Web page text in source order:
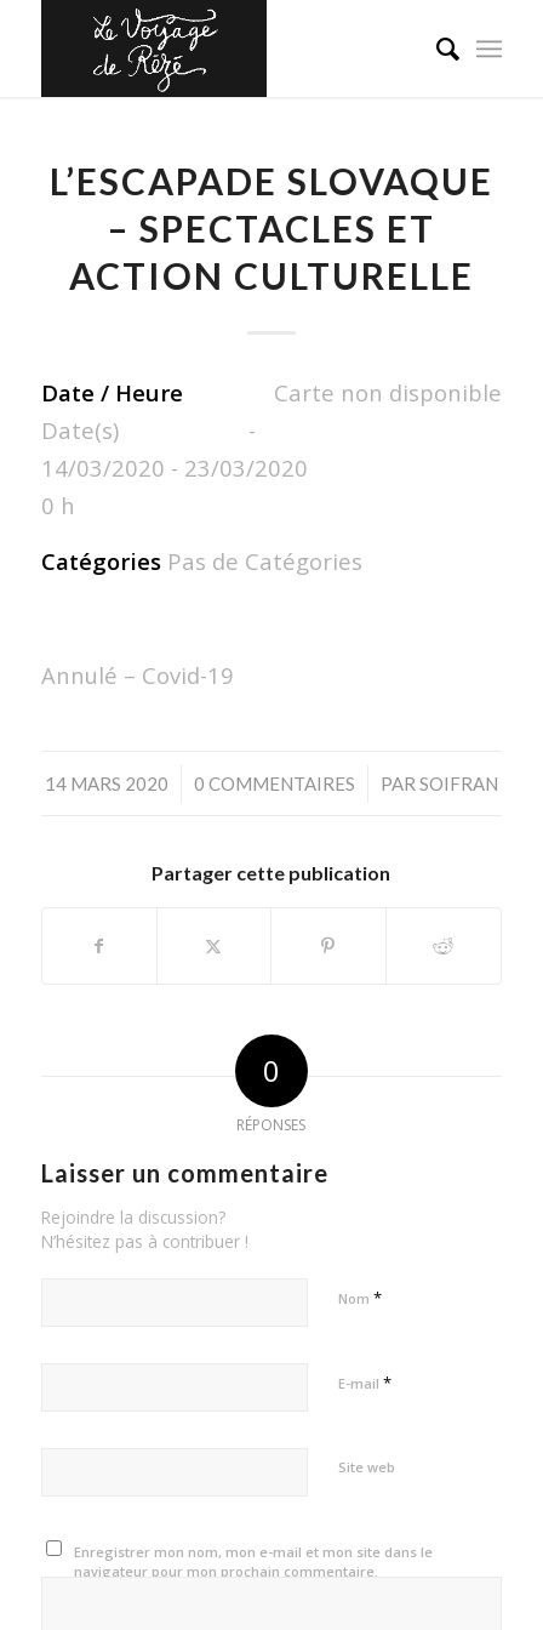
L’ESCAPADE SLOVAQUE
– SPECTACLES ET
ACTION CULTURELLE
Carte non disponible
Date / Heure
Date(s) -
14/03/2020 - 23/03/2020
0 h
CatégoriesPas de Catégories
Annulé – Covid-19
14 MARS 2020
/ 0 COMMENTAIRES
/ PAR SOIFRAN
Partager cette publication
0
RÉPONSES
Laisser un commentaire
Rejoindre la discussion?
N’hésitez pas à contribuer !
Nom *
E-mail *
Site web
Enregistrer mon nom, mon e-mail et mon site dans le
navigateur pour mon prochain commentaire.